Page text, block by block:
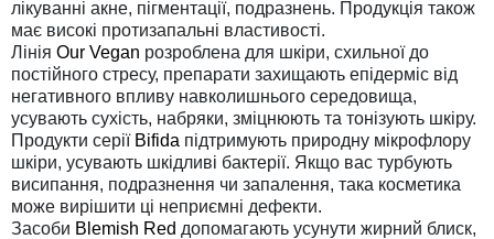
лікуванні акне, пігментації, подразнень. Продукція також
має високі протизапальні властивості.
Лінія Our Vegan розроблена для шкіри, схильної до
постійного стресу, препарати захищають епідерміс від
негативного впливу навколишнього середовища,
усувають сухість, набряки, зміцнюють та тонізують шкіру.
Продукти серії Bifida підтримують природну мікрофлору
шкіри, усувають шкідливі бактерії. Якщо вас турбують
висипання, подразнення чи запалення, така косметика
може вирішити ці неприємні дефекти.
Засоби Blemish Red допомагають усунути жирний блиск,